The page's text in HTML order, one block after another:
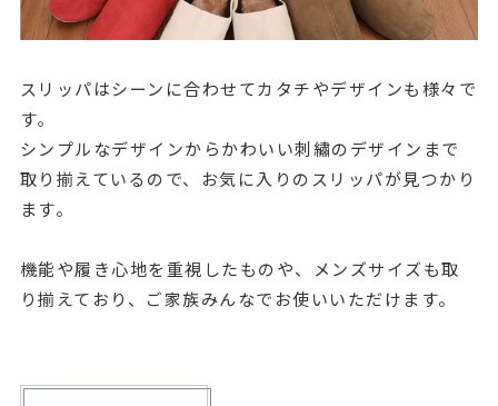
店舗をさがす
私たちのこだわり
お客様の声
お役立ち情報
FAQ
お気に入りリスト
スリッパはシーンに合わせてカタチやデザインも様々で
す。
シンプルなデザインからかわいい刺繡のデザインまで
取り揃えているので、お気に入りのスリッパが見つかり
ます。
機能や履き心地を重視したものや、メンズサイズも取
り揃えており、ご家族みんなでお使いいただけます。